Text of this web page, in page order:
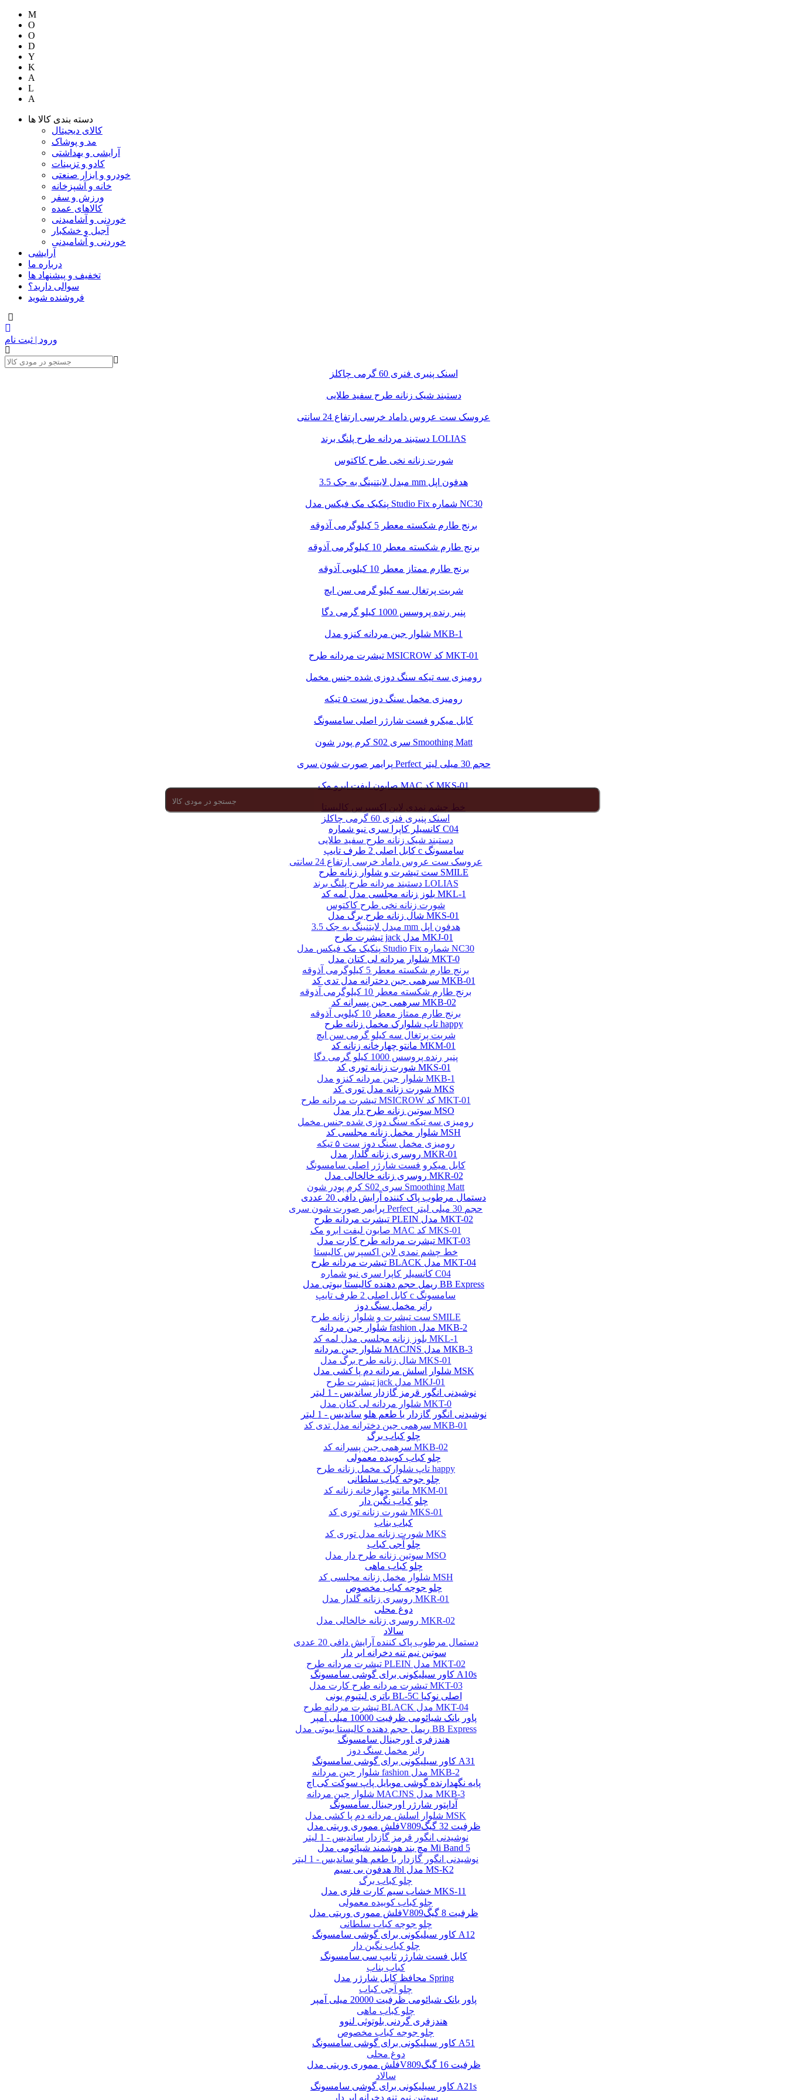
اسنک پنیری فنری 60 گرمی چاکلز
دستبند شیک زنانه طرح سفید طلایی
عروسک ست عروس داماد خرسی ارتفاع 24 سانتی
دستبند مردانه طرح پلنگ برند LOLIAS
شورت زنانه نخی طرح کاکتوس
مبدل لایتنینگ به جک 3.5 mm هدفون اپل
پنکیک مک فیکس مدل Studio Fix شماره NC30
برنج طارم شکسته معطر 5 کیلوگرمی آذوقه
برنج طارم شکسته معطر 10 کیلوگرمی آذوقه
برنج طارم ممتاز معطر 10 کیلویی آذوقه
شربت پرتغال سه کیلو گرمی سن ایچ
پنیر رنده پروسس 1000 کیلو گرمی دگا
شلوار جین مردانه کنزو مدل MKB-1
تیشرت مردانه طرح MSICROW کد MKT-01
رومیزی سه تیکه سنگ دوزی شده جنس مخمل
رومیزی مخمل سنگ دوز ست ۵ تیکه
کابل میکرو فست شارژر اصلی سامسونگ
کرم پودر شون S02 سری Smoothing Matt
پرایمر صورت شون سری Perfect حجم 30 میلی لیتر
صابون لیفت ابرو مک MAC کد MKS-01
خط چشم نمدی لاین اکسپرس کالیستا
کانسیلر کاپرا سری نیو شماره C04
کابل اصلی 2 طرف تایپ c سامسونگ
ست تیشرت و شلوار زنانه طرح SMILE
بلوز زنانه مجلسی مدل لمه کد MKL-1
شال زنانه طرح برگ مدل MKS-01
تیشرت طرح jack مدل MKJ-01
شلوار مردانه لی کتان مدل MKT-0
سرهمی جین دخترانه مدل تدی کد MKB-01
سرهمی جین پسرانه کد MKB-02
تاپ شلوارک مخمل زنانه طرح happy
مانتو چهارخانه زنانه کد MKM-01
شورت زنانه توری کد MKS-01
شورت زنانه مدل توری کد MKS
سوتین زنانه طرح دار مدل MSO
شلوار مخمل زنانه مجلسی کد MSH
روسری زنانه گلدار مدل MKR-01
روسری زنانه خالخالی مدل MKR-02
دستمال مرطوب پاک کننده آرایش دافی 20 عددی
تیشرت مردانه طرح PLEIN مدل MKT-02
تیشرت مردانه طرح کارت مدل MKT-03
تیشرت مردانه طرح BLACK مدل MKT-04
ریمل حجم دهنده کالیستا بیوتی مدل BB Express
رانر مخمل سنگ دوز
شلوار جین مردانه fashion مدل MKB-2
شلوار جین مردانه MACJNS مدل MKB-3
شلوار اسلش مردانه دم پا کشی مدل MSK
نوشیدنی انگور قرمز گازدار ساندیس - 1 لیتر
نوشیدنی انگور گازدار با طعم هلو ساندیس - 1 لیتر
چلو کباب برگ
چلو کباب کوبیده معمولی
چلو جوجه کباب سلطانی
چلو کباب نگین دار
کباب بناب
چلو آجی کباب
چلو کباب ماهی
چلو جوجه کباب مخصوص
دوغ محلی
سالاد
سوتین نیم تنه دخرانه ابر دار
M
O
O
D
Y
K
A
L
A
دسته بندی کالا ها
کالای دیجیتال
مد و پوشاک
آرایشی و بهداشتی
کادو و تزیینات
خودرو و ابزار صنعتی
خانه و آشپزخانه
ورزش و سفر
کالاهای عمده
خوردنی و آشامیدنی
آجیل و خشکبار
خوردنی و آشامیدنی
آرایشی
درباره ما
تخفیف و پیشنهاد ها
سوالی دارید؟
فروشنده شوید
ورود | ثبت نام
اسنک پنیری فنری 60 گرمی چاکلز
دستبند شیک زنانه طرح سفید طلایی
عروسک ست عروس داماد خرسی ارتفاع 24 سانتی
دستبند مردانه طرح پلنگ برند LOLIAS
شورت زنانه نخی طرح کاکتوس
مبدل لایتنینگ به جک 3.5 mm هدفون اپل
پنکیک مک فیکس مدل Studio Fix شماره NC30
برنج طارم شکسته معطر 5 کیلوگرمی آذوقه
برنج طارم شکسته معطر 10 کیلوگرمی آذوقه
برنج طارم ممتاز معطر 10 کیلویی آذوقه
شربت پرتغال سه کیلو گرمی سن ایچ
پنیر رنده پروسس 1000 کیلو گرمی دگا
شلوار جین مردانه کنزو مدل MKB-1
تیشرت مردانه طرح MSICROW کد MKT-01
رومیزی سه تیکه سنگ دوزی شده جنس مخمل
رومیزی مخمل سنگ دوز ست ۵ تیکه
کابل میکرو فست شارژر اصلی سامسونگ
کرم پودر شون S02 سری Smoothing Matt
پرایمر صورت شون سری Perfect حجم 30 میلی لیتر
صابون لیفت ابرو مک MAC کد MKS-01
خط چشم نمدی لاین اکسپرس کالیستا
کانسیلر کاپرا سری نیو شماره C04
کابل اصلی 2 طرف تایپ c سامسونگ
ست تیشرت و شلوار زنانه طرح SMILE
بلوز زنانه مجلسی مدل لمه کد MKL-1
شال زنانه طرح برگ مدل MKS-01
تیشرت طرح jack مدل MKJ-01
شلوار مردانه لی کتان مدل MKT-0
سرهمی جین دخترانه مدل تدی کد MKB-01
سرهمی جین پسرانه کد MKB-02
تاپ شلوارک مخمل زنانه طرح happy
مانتو چهارخانه زنانه کد MKM-01
شورت زنانه توری کد MKS-01
شورت زنانه مدل توری کد MKS
سوتین زنانه طرح دار مدل MSO
شلوار مخمل زنانه مجلسی کد MSH
روسری زنانه گلدار مدل MKR-01
روسری زنانه خالخالی مدل MKR-02
دستمال مرطوب پاک کننده آرایش دافی 20 عددی
تیشرت مردانه طرح PLEIN مدل MKT-02
تیشرت مردانه طرح کارت مدل MKT-03
تیشرت مردانه طرح BLACK مدل MKT-04
ریمل حجم دهنده کالیستا بیوتی مدل BB Express
رانر مخمل سنگ دوز
شلوار جین مردانه fashion مدل MKB-2
شلوار جین مردانه MACJNS مدل MKB-3
شلوار اسلش مردانه دم پا کشی مدل MSK
نوشیدنی انگور قرمز گازدار ساندیس - 1 لیتر
نوشیدنی انگور گازدار با طعم هلو ساندیس - 1 لیتر
چلو کباب برگ
چلو کباب کوبیده معمولی
چلو جوجه کباب سلطانی
چلو کباب نگین دار
کباب بناب
چلو آجی کباب
چلو کباب ماهی
چلو جوجه کباب مخصوص
دوغ محلی
سالاد
سوتین نیم تنه دخرانه ابر دار
کاور سیلیکونی برای گوشی سامسونگ A10s
باتری لیتیوم یونی BL-5C اصلی نوکیا
پاور بانک شیائومی ظرفیت 10000 میلی آمپر
هندزفری اورجینال سامسونگ
کاور سیلیکونی برای گوشی سامسونگ A31
پایه نگهدارنده گوشی موبایل پاپ سوکت کی اچ
آداپتور شارژر اورجینال سامسونگ
فلش مموری وریتی مدلV809ظرفیت 32 گیگ
مچ بند هوشمند شیائومی مدل Mi Band 5
هدفون بی سیم Jbl مدل MS-K2
خشاب سیم کارت فلزی مدل MKS-11
فلش مموری وریتی مدلV809ظرفیت 8 گیگ
کاور سیلیکونی برای گوشی سامسونگ A12
کابل فست شارژر تایپ سی سامسونگ
محافظ کابل شارژر مدل Spring
پاور بانک شیائومی ظرفیت 20000 میلی آمپر
هندزفری گردنی بلوتوثی لنوو
کاور سیلیکونی برای گوشی سامسونگ A51
فلش مموری وریتی مدلV809ظرفیت 16 گیگ
کاور سیلیکونی برای گوشی سامسونگ A21s